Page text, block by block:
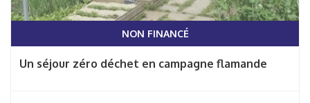
NON FINANCÉ
Un séjour zéro déchet en campagne flamande